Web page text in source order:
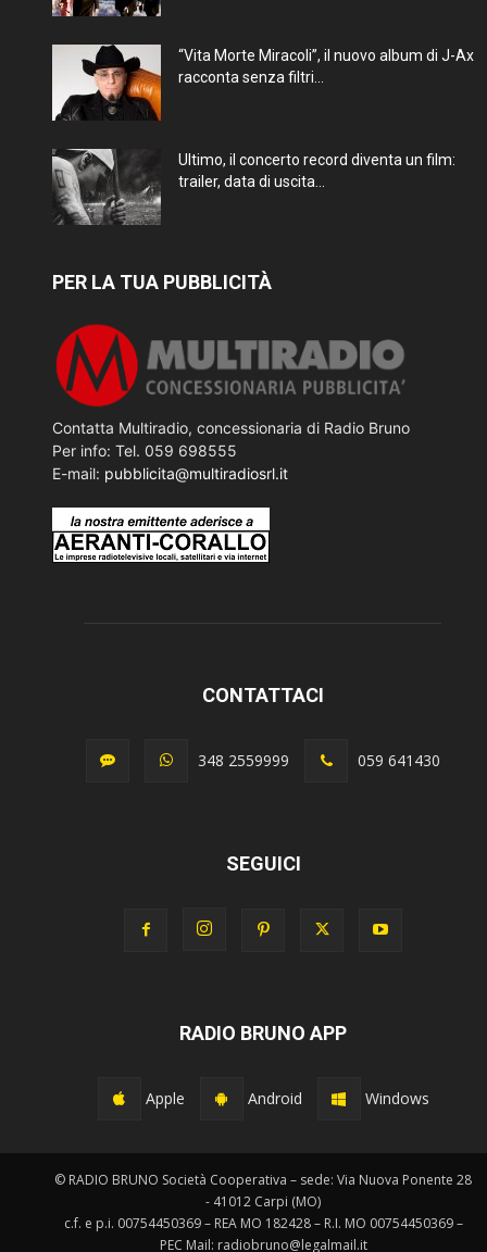
“Vita Morte Miracoli”, il nuovo album di J-Ax
racconta senza filtri...
Ultimo, il concerto record diventa un film:
trailer, data di uscita...
PER LA TUA PUBBLICITÀ
Contatta Multiradio, concessionaria di Radio Bruno
Per info: Tel. 059 698555
E-mail: pubblicita@multiradiosrl.it
CONTATTACI
348 2559999 059 641430
SEGUICI
RADIO BRUNO APP
Apple Android Windows
© RADIO BRUNO Società Cooperativa – sede: Via Nuova Ponente 28
- 41012 Carpi (MO)
c.f. e p.i. 00754450369 – REA MO 182428 – R.I. MO 00754450369 –
PEC Mail: radiobruno@legalmail.it